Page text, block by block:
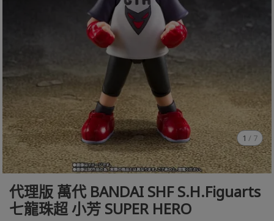
1 / 7
代理版 萬代 BANDAI SHF S.H.Figuarts
七龍珠超 小芳 SUPER HERO